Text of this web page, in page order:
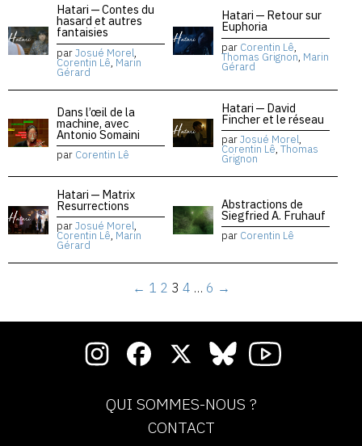
Hatari — Contes du
hasard et autres
fantaisies
parJosué Morel,
Corentin Lê, Marin
Gérard
Hatari — Retour sur
Euphoria
par Corentin Lê,
Thomas Grignon, Marin
Gérard
Dans l’œil de la
machine, avec
Antonio Somaini
par Corentin Lê
Hatari — David
Fincher et le réseau
parJosué Morel,
Corentin Lê, Thomas
Grignon
Hatari — Matrix
Resurrections
parJosué Morel,
Corentin Lê, Marin
Gérard
Abstractions de
Siegfried A. Fruhauf
par Corentin Lê
← 1 2 3 4 … 6 →
QUI SOMMES-NOUS ?
CONTACT